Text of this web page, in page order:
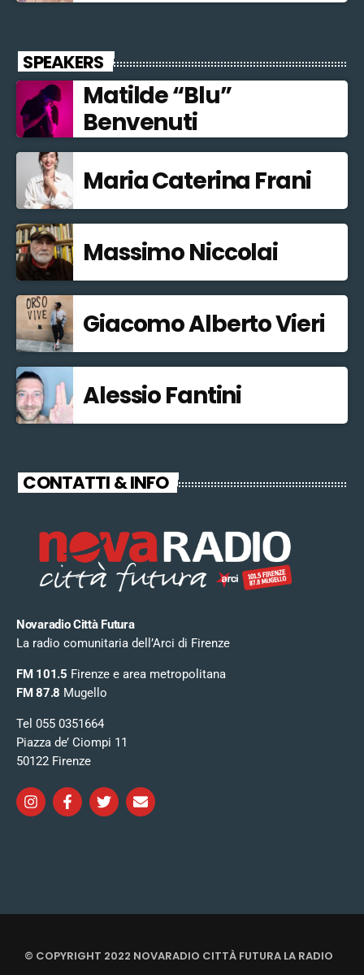
SPEAKERS
Matilde “Blu”
Benvenuti
Maria Caterina Frani
Massimo Niccolai
Giacomo Alberto Vieri
Alessio Fantini
CONTATTI & INFO
Novaradio Città Futura
La radio comunitaria dell’Arci di Firenze
FM 101.5 Firenze e area metropolitana
FM 87.8 Mugello
Tel 055 0351664
Piazza de’ Ciompi 11
50122 Firenze
© COPYRIGHT 2022 NOVARADIO CITTÀ FUTURA LA RADIO